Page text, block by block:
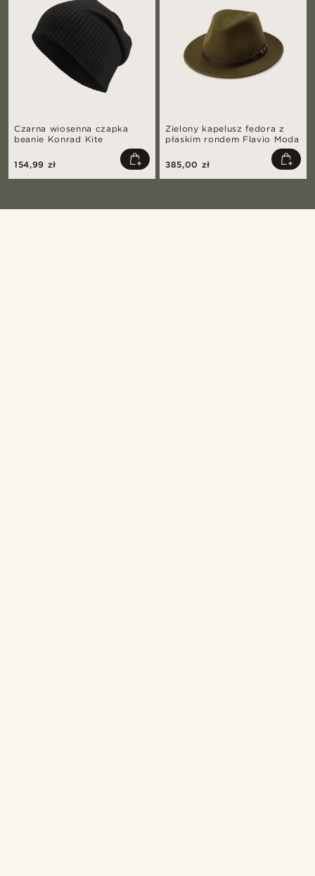
Czarna wiosenna czapka
beanie Konrad Kite
154,99 zł
Zielony kapelusz fedora z
płaskim rondem Flavio Moda
385,00 zł